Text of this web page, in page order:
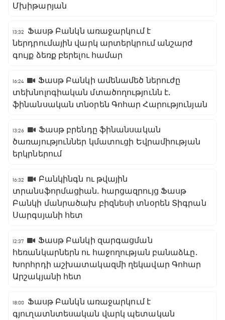
Մխիթարյան
13:32
Ֆասթ Բանկն առաջարկում է
ներդրումային վարկ արտերկրում անշարժ
գույք ձեռք բերելու համար
16:24
Ֆասթ Բանկի ամենամեծ ներուժը
տեխնոլոգիական մտածողությունն է․
ֆինանսական տնօրեն Գոհար Հարությունյան
13:26
Ֆասթ բրենդը ֆինանսական
ծառայություններ կմատուցի Եվրամիության
երկրներում
16:32
Բանկինգն ու թվային
տրանսֆորմացիան․ հարցազրույց Ֆասթ
Բանկի մանրածախ բիզնեսի տնօրեն Տիգրան
Սարգսյանի հետ
12:37
Ֆասթ Բանկի զարգացման
հեռանկարներն ու հաջողության բանաձևը․
Խորհրդի աշխատակազմի ղեկավար Գոհար
Արշակյանի հետ
18:00
Ֆասթ Բանկն առաջարկում է
գյուղատնտեսական վարկ պետական